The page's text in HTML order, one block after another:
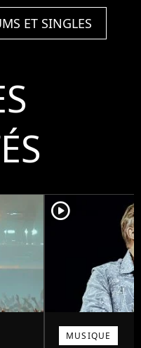
ET SINGLES
player2
MUSIQUE